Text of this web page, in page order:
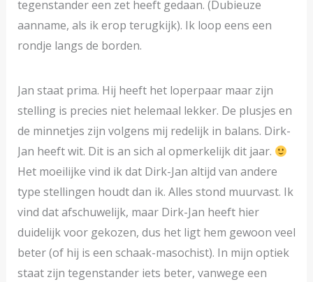
tegenstander een zet heeft gedaan. (Dubieuze
aanname, als ik erop terugkijk). Ik loop eens een
rondje langs de borden.
Jan staat prima. Hij heeft het loperpaar maar zijn
stelling is precies niet helemaal lekker. De plusjes en
de minnetjes zijn volgens mij redelijk in balans. Dirk-
Jan heeft wit. Dit is an sich al opmerkelijk dit jaar.
Het moeilijke vind ik dat Dirk-Jan altijd van andere
type stellingen houdt dan ik. Alles stond muurvast. Ik
vind dat afschuwelijk, maar Dirk-Jan heeft hier
duidelijk voor gekozen, dus het ligt hem gewoon veel
beter (of hij is een schaak-masochist). In mijn optiek
staat zijn tegenstander iets beter, vanwege een